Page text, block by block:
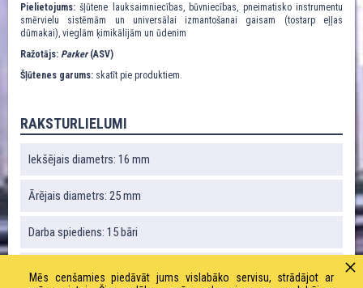
Pielietojums:šļūtene lauksaimniecības, būvniecības, pneimatisko instrumentu
smērvielu sistēmām un universālai izmantošanai gaisam (tostarp eļļas
dūmakai), vieglām ķimikālijām un ūdenim
Ražotājs: Parker(ASV)
Šļūtenes garums: skatīt pie produktiem.
RAKSTURLIELUMI
Iekšējais diametrs: 16 mm
Ārējais diametrs: 25 mm
Darba spiediens: 15 bāri
Mēs cenšamies piedāvāt jums vislabāko servisu, strādājot ar